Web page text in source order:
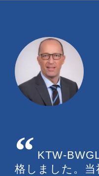
KTW-
格しました。